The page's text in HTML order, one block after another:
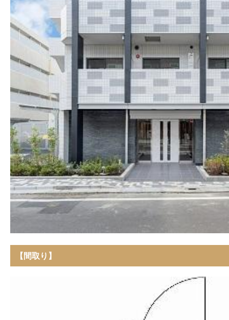
【間取り】